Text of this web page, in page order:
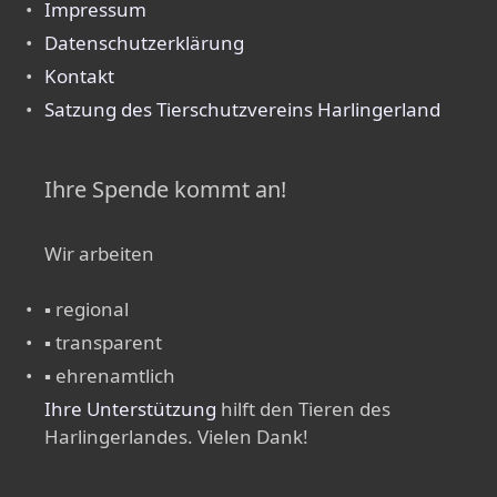
Impressum
Datenschutzerklärung
Kontakt
Satzung des Tierschutzvereins Harlingerland
Ihre Spende kommt an!
Wir arbeiten
▪ regional
▪ transparent
▪ ehrenamtlich
Ihre Unterstützung hilft den Tieren des
Harlingerlandes. Vielen Dank!